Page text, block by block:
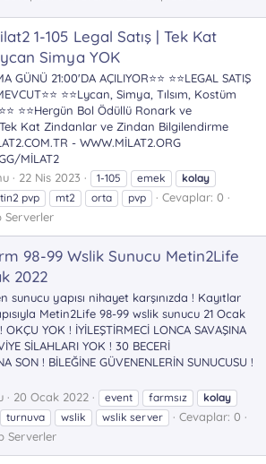
1-105 Legal Satış | Tek Kat
Simya YOK
GÜNÜ 21:00'DA AÇILIYOR⭐⭐ ⭐⭐LEGAL SATIŞ
⭐⭐Lycan, Simya, Tılsım, Kostüm
⭐⭐Hergün Bol Ödüllü Ronark ve
Kat Zindanlar ve Zindan Bilgilendirme
- WWW.MİLAT2.ORG
MİLAT2
22 Nis 2023 1-105 emek
kolay
pvp mt2 orta pvp
Cevaplar: 0
Serverler
98-99 Wslik Sunucu Metin2Life
2022
sunucu yapısı nihayet karşınızda ! Kayıtlar
Metin2Life 98-99 wslik sunucu 21 Ocak
YOK ! İYİLEŞTİRMECİ LONCA SAVAŞINA
SİLAHLARI YOK ! 30 BECERİ
SON ! BİLEĞİNE GÜVENENLERİN SUNUCUSU !
20 Ocak 2022 event farmsız
kolay
turnuva wslik wslik server
Cevaplar: 0
Serverler